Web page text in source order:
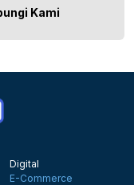
Kami
Digital
E-Commerce